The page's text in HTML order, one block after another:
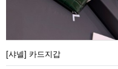
[샤넬] 카드지갑